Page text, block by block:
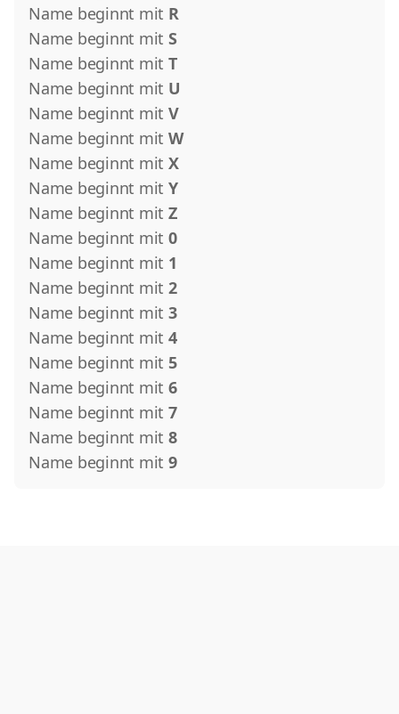
Name beginnt mit R
Name beginnt mit S
Name beginnt mit T
Name beginnt mit U
Name beginnt mit V
Name beginnt mit W
Name beginnt mit X
Name beginnt mit Y
Name beginnt mit Z
Name beginnt mit 0
Name beginnt mit 1
Name beginnt mit 2
Name beginnt mit 3
Name beginnt mit 4
Name beginnt mit 5
Name beginnt mit 6
Name beginnt mit 7
Name beginnt mit 8
Name beginnt mit 9